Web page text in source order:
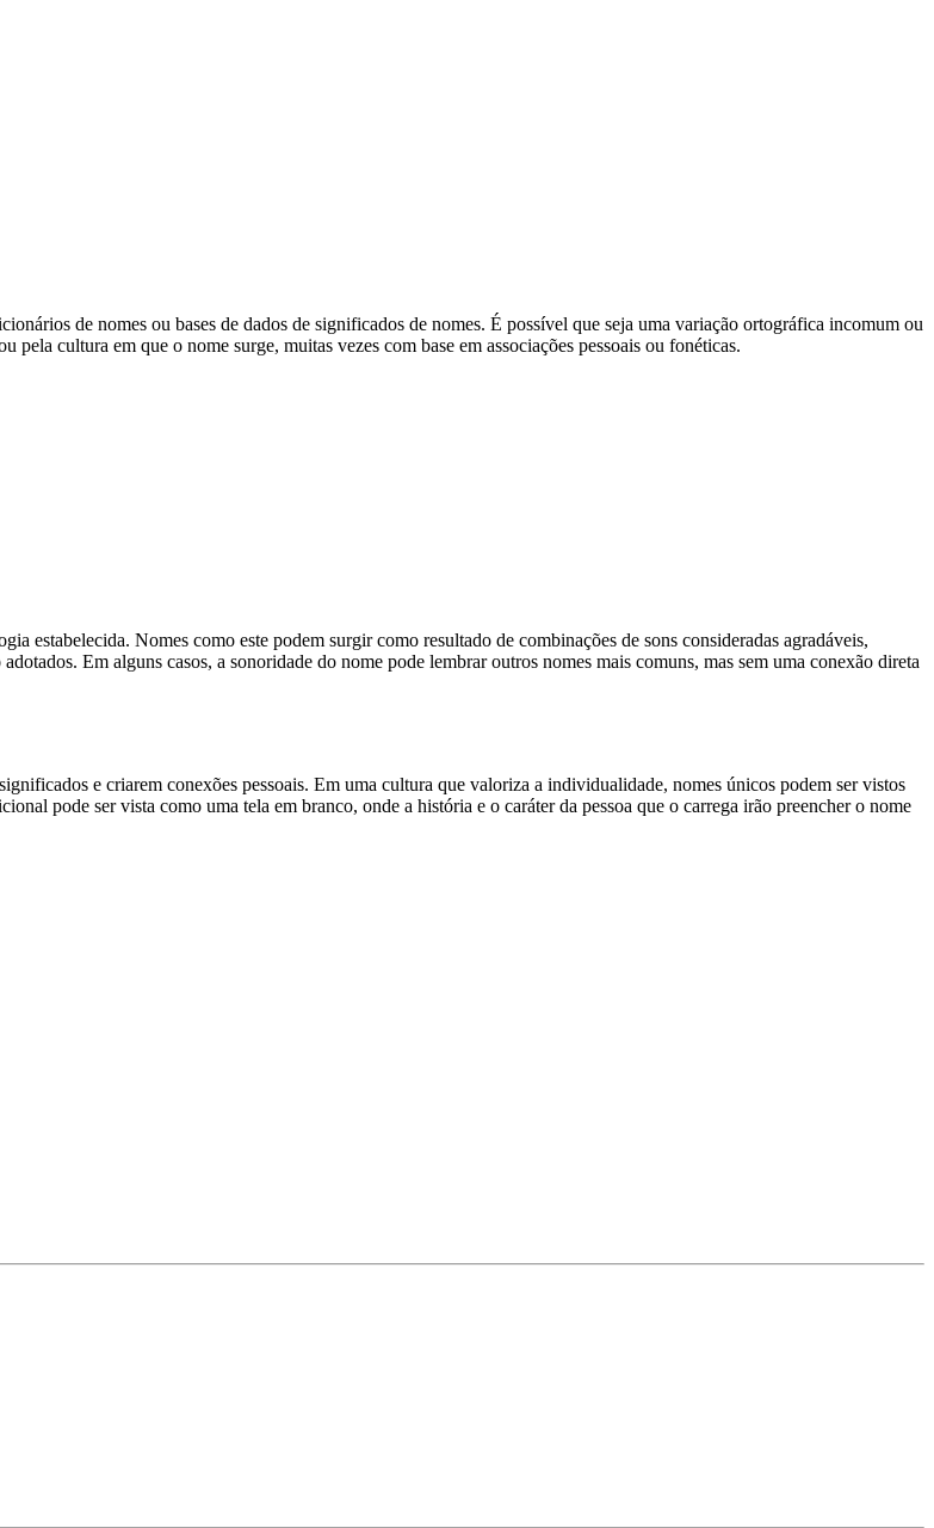
de nomes ou bases de dados de significados de nomes. É possível que seja uma variação ortográfica incomum ou
cultura em que o nome surge, muitas vezes com base em associações pessoais ou fonéticas.
estabelecida. Nomes como este podem surgir como resultado de combinações de sons consideradas agradáveis,
Em alguns casos, a sonoridade do nome pode lembrar outros nomes mais comuns, mas sem uma conexão direta
e criarem conexões pessoais. Em uma cultura que valoriza a individualidade, nomes únicos podem ser vistos
pode ser vista como uma tela em branco, onde a história e o caráter da pessoa que o carrega irão preencher o nome